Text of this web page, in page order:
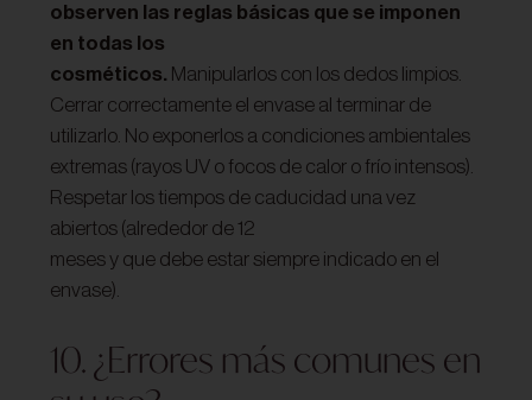
observen las reglas básicas que se imponen
en todas los
cosméticos. Manipularlos con los dedos limpios.
Cerrar correctamente el envase al terminar de
utilizarlo. No exponerlos a condiciones ambientales
extremas (rayos UV o focos de calor o frío intensos).
Respetar los tiempos de caducidad una vez
abiertos (alrededor de 12
meses y que debe estar siempre indicado en el
envase).
10. ¿Errores más comunes en